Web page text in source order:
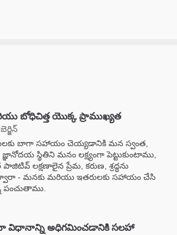
బోధిచిత్త యొక్క ప్రాముఖ్యత
బాగా సహాయం చెయ్యడానికి మన స్వంత,
జ్ఞానోదయ స్థితిని మనం లక్ష్యంగా పెట్టుకుంటాము,
లక్షణాలైన ప్రేమ, కరుణ, శ్రద్ధను
- మనకు మరియు ఇతరులకు సహాయం చేసి
పంచుతాము.
విధానాన్ని అధిగమించడానికి సలహా